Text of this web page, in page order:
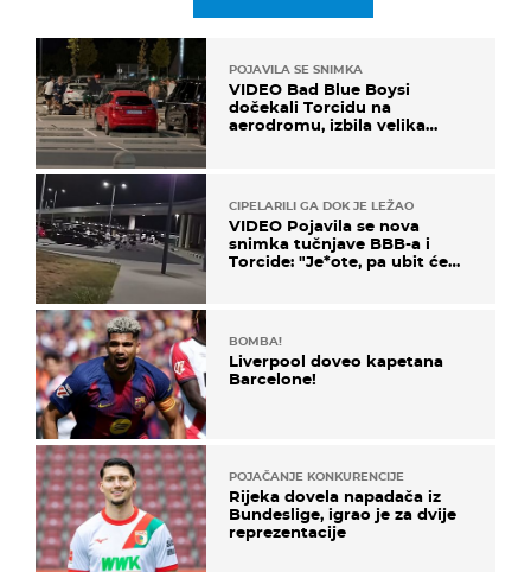
POJAVILA SE SNIMKA
VIDEO Bad Blue Boysi
dočekali Torcidu na
aerodromu, izbila velika
CIPELARILI GA DOK JE LEŽAO
VIDEO Pojavila se nova
snimka tučnjave BBB-a i
Torcide: "Je*ote, pa ubit će
BOMBA!
Liverpool doveo kapetana
Barcelone!
POJAČANJE KONKURENCIJE
Rijeka dovela napadača iz
Bundeslige, igrao je za dvije
reprezentacije